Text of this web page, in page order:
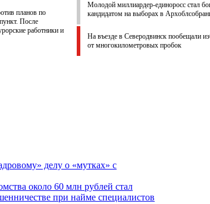
планов по
После
работники и
Молодой миллиардер-единоросс стал
кандидатом на выборах в
На въезде в Северодвинск пообещали
от многокилометровых пробок
делу о «мутках» с
около 60 млн рублей стал
при найме специалистов